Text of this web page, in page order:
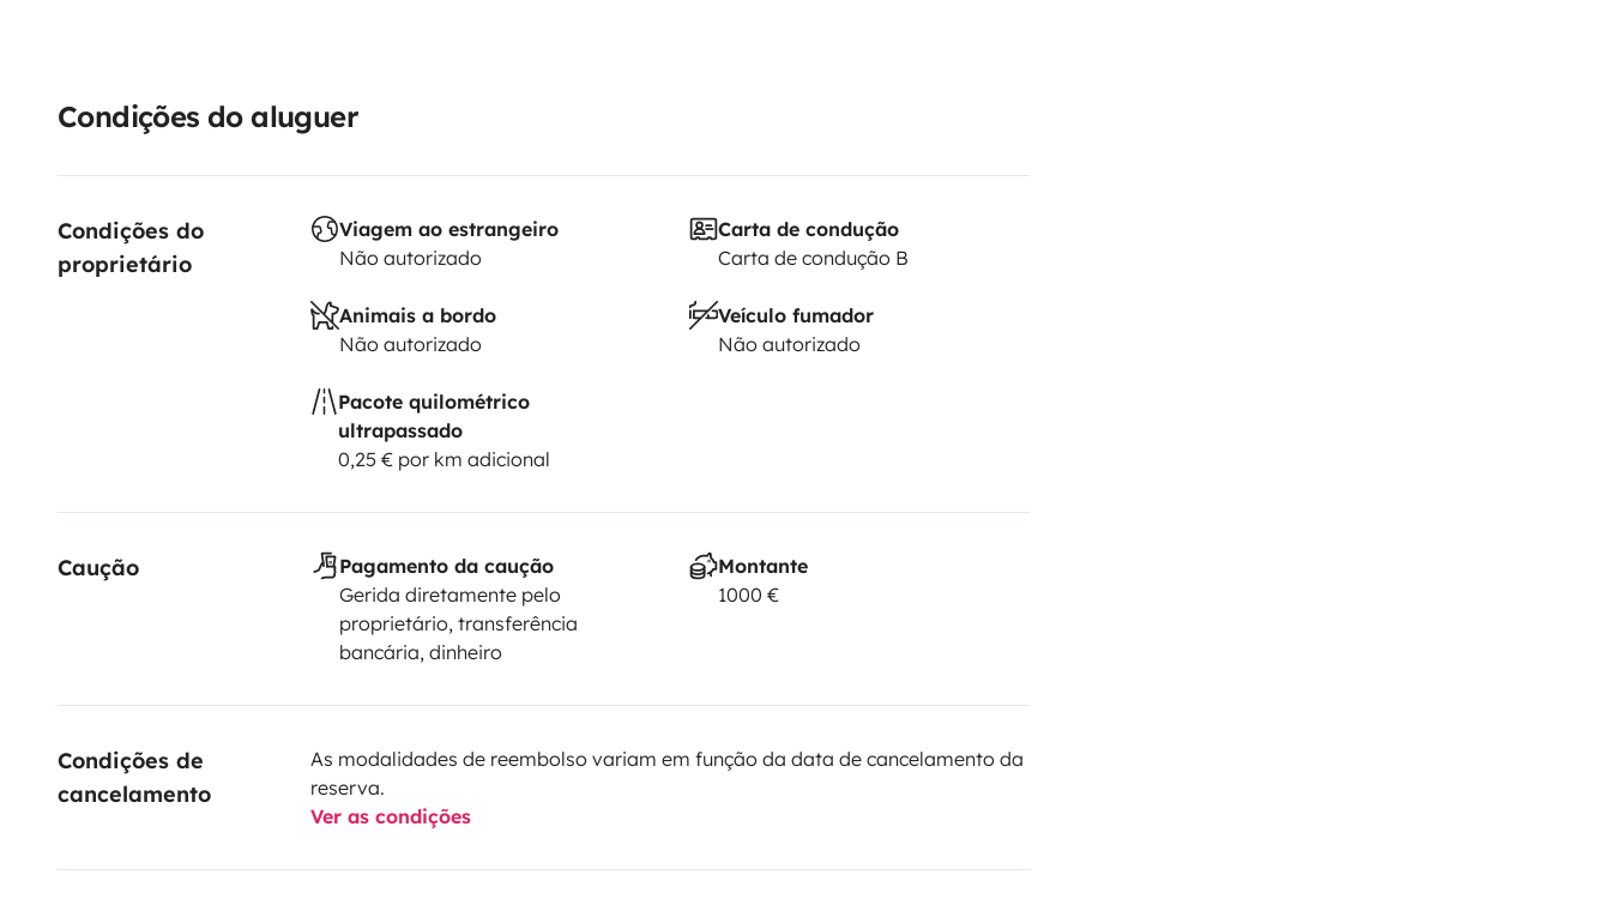
Condições do aluguer
Condições do
proprietário
Viagem ao estrangeiro
Não autorizado
Carta de condução
Carta de condução B
Animais a bordo
Não autorizado
Veículo fumador
Não autorizado
Pacote quilométrico
ultrapassado
0,25 € por km adicional
Caução
Pagamento da caução
Gerida diretamente pelo
proprietário, transferência
bancária, dinheiro
Montante
1000 €
Condições de
cancelamento
As modalidades de reembolso variam em função da data de cancelamento da
reserva.
Ver as condições